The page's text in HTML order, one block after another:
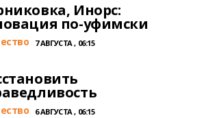
Инорс:
по-уфимски
7 АВГУСТА , 06:15
6 АВГУСТА , 06:15